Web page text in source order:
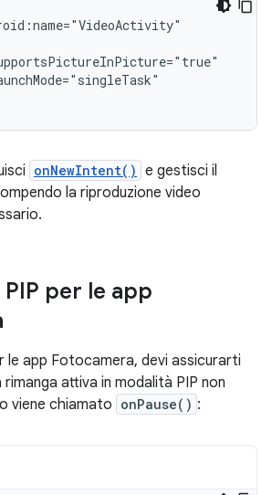
onNewIntent() e gestisci il
la riproduzione video
per le app
le app Fotocamera, devi assicurarti
attiva in modalità PIP non
viene chiamato onPause() :